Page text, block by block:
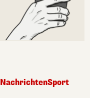
NachrichtenSport